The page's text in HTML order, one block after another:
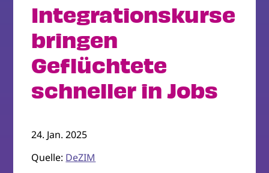
Integrationskurse
bringen
Geflüchtete
schneller in Jobs
24. Jan. 2025
Quelle: DeZIM